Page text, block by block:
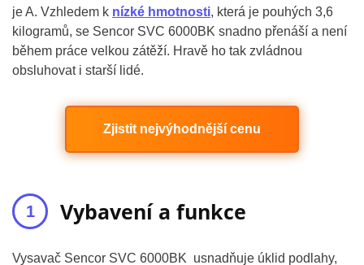
je A. Vzhledem k nízké hmotnosti, která je pouhých 3,6
kilogramů, se Sencor SVC 6000BK snadno přenáší a není
během práce velkou zátěží. Hravě ho tak zvládnou
obsluhovat i starší lidé.
Zjistit nejvýhodnější cenu
Vybavení a funkce
Vysavač Sencor SVC 6000BK usnadňuje úklid podlahy,